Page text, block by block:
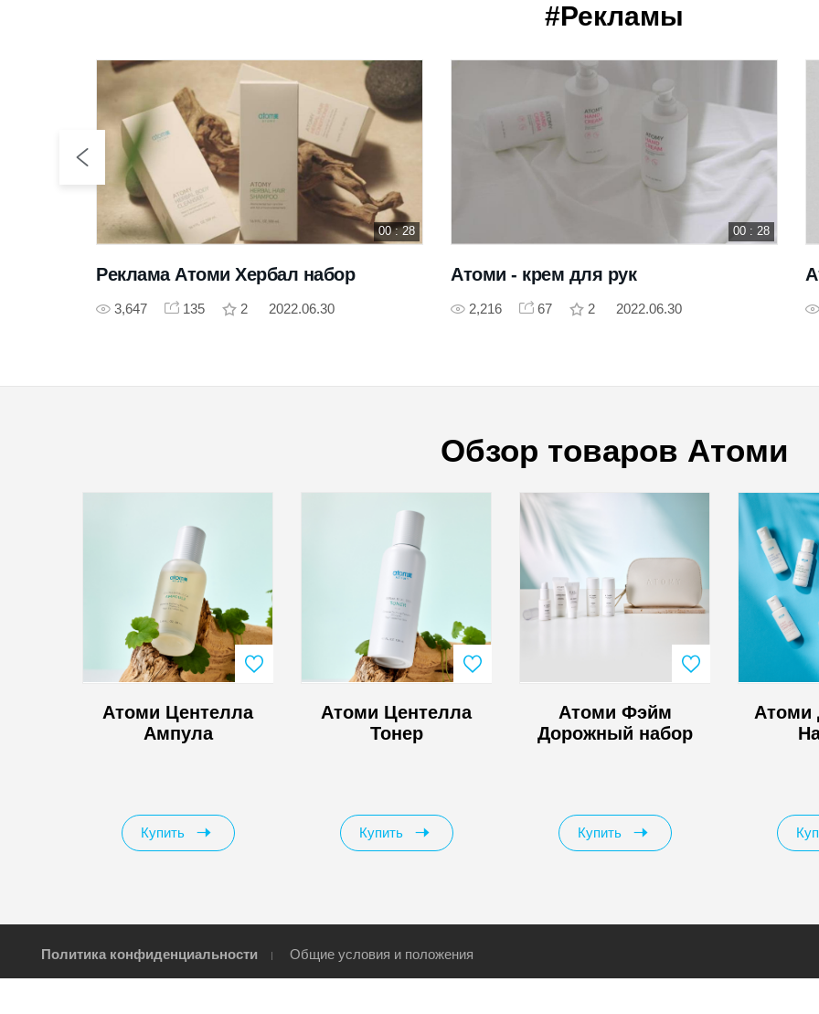
#Рекламы
Реклама Атоми Хербал набор
3,647 135 2 2022.06.30
00 : 28
Атоми - крем для рук
2,216 67 2 2022.06.30
00 : 28
Обзор товаров Атоми
Атоми Центелла
Ампула
Купить
Атоми Центелла
Тонер
Купить
Атоми Фэйм
Дорожный набор
Купить
Атоми
Политика конфиденциальности Общие условия и положения